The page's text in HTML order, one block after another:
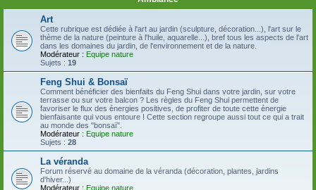
Art
Cette rubrique est dédiée à l'art au jardin (sculpture, décoration...), l'art sur le
thème de la nature (peinture à l'huile, aquarelle...), bref tous les aspects de l'art
dans les domaines du jardin, de l'environnement et de la nature.
Modérateur : Equipe nature
Sujets : 19
Feng Shui & Bonsaï
Comment bénéficier des bienfaits du Feng Shui dans votre jardin, sur votre
terrasse ou sur votre balcon ? Les règles du Feng Shui permettent de
favoriser le flux des énergies positives, de profiter de toute cette énergie
bienfaisante qui vous entoure ! Cette section regroupe aussi tout ce qui a trait
au monde des "bonsaï".
Modérateur : Equipe nature
Sujets : 28
La véranda
Forum réservé au domaine de la véranda (décoration, plantes, jardins
d'hiver...)
Modérateur : Equipe nature